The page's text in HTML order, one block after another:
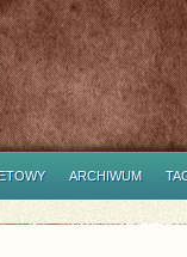
ARCHIWUM